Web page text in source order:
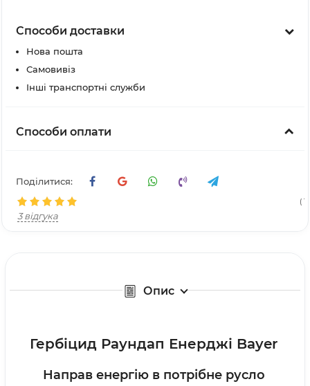
Способи доставки
Нова пошта
Самовивіз
Інші транспортні служби
Способи оплати
Поділитися:
(
3 відгука
Опис
Гербіцид Раундап Енерджі Bayer
Направ енергію в потрібне русло